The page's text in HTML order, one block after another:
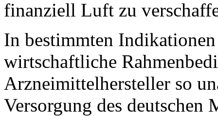
finanziell Luft zu
In bestimmten Indikationen
wirtschaftliche
Arzneimittelhersteller so
Versorgung des deutschen